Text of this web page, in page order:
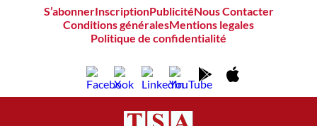
S’abonnerInscriptionPublicitéNous Contacter
Conditions généralesMentions legales
Politique de confidentialité